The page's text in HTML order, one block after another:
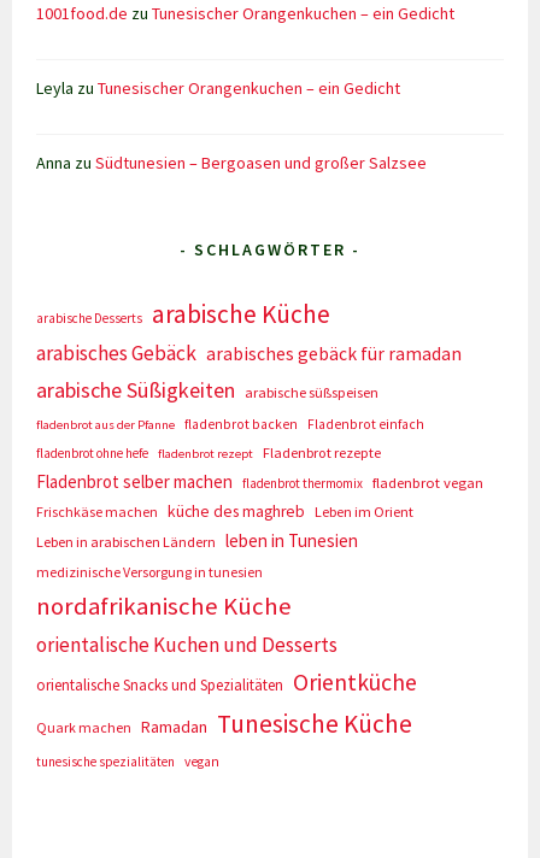
1001food.de zuTunesischer Orangenkuchen – ein Gedicht
Leyla zuTunesischer Orangenkuchen – ein Gedicht
Anna zuSüdtunesien – Bergoasen und großer Salzsee
- SCHLAGWÖRTER -
arabische Desserts arabische Küche
arabisches Gebäck arabisches gebäck für ramadan
arabische Süßigkeiten arabische süßspeisen
fladenbrot aus der Pfanne fladenbrot backen
Fladenbrot einfach
fladenbrot ohne hefe
fladenbrot rezept Fladenbrot rezepte
Fladenbrot selber machen fladenbrot thermomix fladenbrot vegan
Frischkäse machen
küche des maghreb
Leben im Orient
Leben in arabischen Ländern
leben in Tunesien
medizinische Versorgung in tunesien
nordafrikanische Küche
orientalische Kuchen und Desserts
orientalische Snacks und Spezialitäten Orientküche
Quark machen Ramadan Tunesische Küche
tunesische spezialitäten vegan